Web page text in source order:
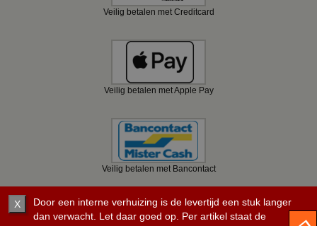
Veilig betalen met Creditcard
Veilig betalen met Apple Pay
Veilig betalen met Bancontact
X
Door een interne verhuizing is de levertijd een stuk langer
dan verwacht. Let daar goed op. Per artikel staat de